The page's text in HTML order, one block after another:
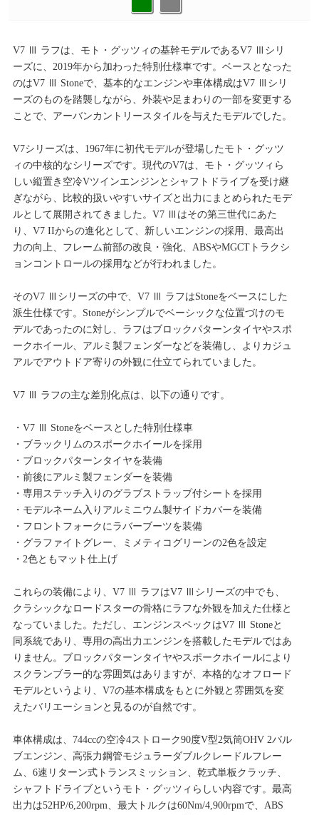
V7 Ⅲ ラフは、モト・グッツィの基幹モデルであるV7 Ⅲシリ
ーズに、2019年から加わった特別仕様車です。ベースとなった
のはV7 Ⅲ Stoneで、基本的なエンジンや車体構成はV7 Ⅲシリ
ーズのものを踏襲しながら、外装や足まわりの一部を変更する
ことで、アーバンカントリースタイルを与えたモデルでした。
V7シリーズは、1967年に初代モデルが登場したモト・グッツ
ィの中核的なシリーズです。現代のV7は、モト・グッツィら
しい縦置き空冷Vツインエンジンとシャフトドライブを受け継
ぎながら、比較的扱いやすいサイズと出力にまとめられたモデ
ルとして展開されてきました。V7 Ⅲはその第三世代にあた
り、V7 IIからの進化として、新しいエンジンの採用、最高出
力の向上、フレーム前部の改良・強化、ABSやMGCTトラクシ
ョンコントロールの採用などが行われました。
そのV7 Ⅲシリーズの中で、V7 Ⅲ ラフはStoneをベースにした
派生仕様です。Stoneがシンプルでベーシックな位置づけのモ
デルであったのに対し、ラフはブロックパターンタイヤやスポ
ークホイール、アルミ製フェンダーなどを装備し、よりカジュ
アルでアウトドア寄りの外観に仕立てられていました。
V7 Ⅲ ラフの主な差別化点は、以下の通りです。
・V7 Ⅲ Stoneをベースとした特別仕様車
・ブラックリムのスポークホイールを採用
・ブロックパターンタイヤを装備
・前後にアルミ製フェンダーを装備
・専用ステッチ入りのグラブストラップ付シートを採用
・モデルネーム入りアルミニウム製サイドカバーを装備
・フロントフォークにラバーブーツを装備
・グラファイトグレー、ミメティコグリーンの2色を設定
・2色ともマット仕上げ
これらの装備により、V7 Ⅲ ラフはV7 Ⅲシリーズの中でも、
クラシックなロードスターの骨格にラフな外観を加えた仕様と
なっていました。ただし、エンジンスペックはV7 Ⅲ Stoneと
同系統であり、専用の高出力エンジンを搭載したモデルではあ
りません。ブロックパターンタイヤやスポークホイールにより
スクランブラー的な雰囲気はありますが、本格的なオフロード
モデルというより、V7の基本構成をもとに外観と雰囲気を変
えたバリエーションと見るのが自然です。
車体構成は、744ccの空冷4ストローク90度V型2気筒OHV 2バル
ブエンジン、高張力鋼管モジュラーダブルクレードルフレー
ム、6速リターン式トランスミッション、乾式単板クラッチ、
シャフトドライブというモト・グッツィらしい内容です。最高
出力は52HP/6,200rpm、最大トルクは60Nm/4,900rpmで、ABS